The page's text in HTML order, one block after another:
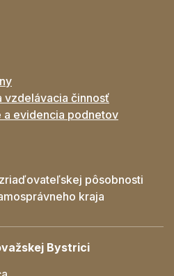
vzdelávacia činnosť
a evidencia podnetov
pôsobnosti
kraja
Bystrici